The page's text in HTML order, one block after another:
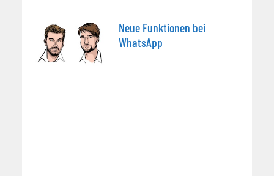
Neue Funktionen bei
WhatsApp